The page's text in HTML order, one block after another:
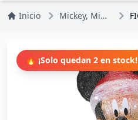
Inicio Mickey, Minnie, Pluto, Goofy
🔥 ¡Solo quedan 2 en stock!